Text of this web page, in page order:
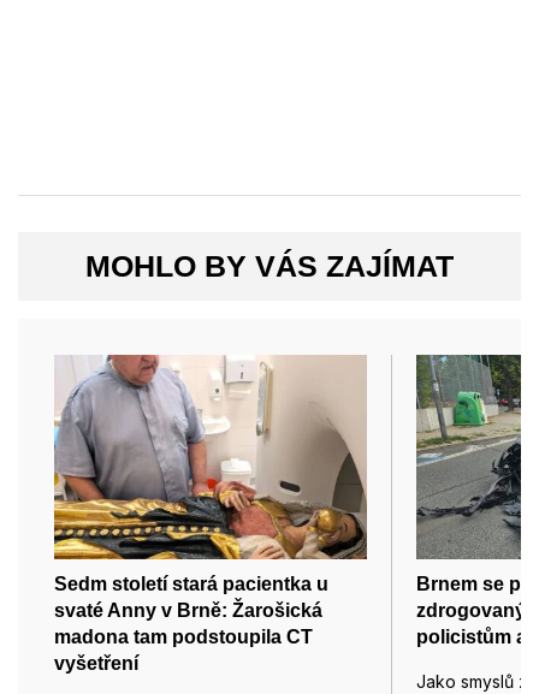
MOHLO BY VÁS ZAJÍMAT
Sedm století stará pacientka u
svaté Anny v Brně: Žarošická
madona tam podstoupila CT
vyšetření
Brnem se
zdrogovaný
policistům a
Jako smyslů